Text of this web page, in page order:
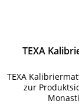
TEXA
TEXA
zur